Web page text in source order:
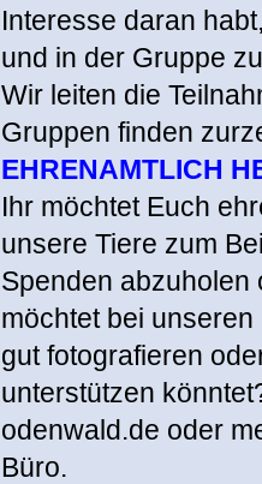
Interesse daran
und in der Gruppe
Wir leiten die
Gruppen finden
EHRENAMTLICH
Ihr möchtet Euch
unsere Tiere zum
Spenden abzuholen
möchtet bei
gut fotografieren
unterstützen
odenwald.de oder
Büro.